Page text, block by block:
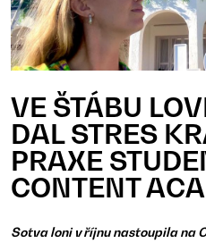
VE ŠTÁBU
DAL STRES
PRAXE
CONTENT
Sotva loni v říjnu nastoupila na